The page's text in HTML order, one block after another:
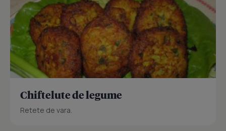
Chiftelute de legume
Retete de vara.